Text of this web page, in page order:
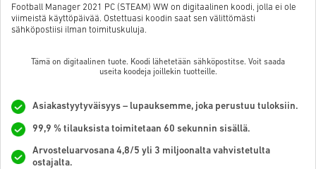
Football Manager 2021 PC (STEAM) WW on digitaalinen koodi, jolla ei ole
viimeistä käyttöpäivää. Ostettuasi koodin saat sen välittömästi
sähköpostiisi ilman toimituskuluja.
Tämä on digitaalinen tuote. Koodi lähetetään sähköpostitse. Voit saada
useita koodeja joillekin tuotteille.
Asiakastyytyväisyys – lupauksemme, joka perustuu tuloksiin.
99,9 % tilauksista toimitetaan 60 sekunnin sisällä.
Arvosteluarvosana 4,8/5 yli 3 miljoonalta vahvistetulta
ostajalta.